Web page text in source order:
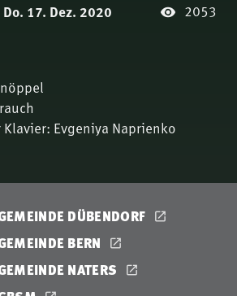
17. Dez. 2020 2053
Evgeniya Naprienko
DÜBENDORF
BERN
NATERS